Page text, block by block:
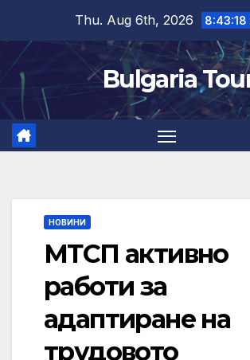
content
Thu. Aug 6th, 2026 8:43:19
Bulgaria
НОВИНИ
МТСП активно
работи за
адаптиране на
трудовото